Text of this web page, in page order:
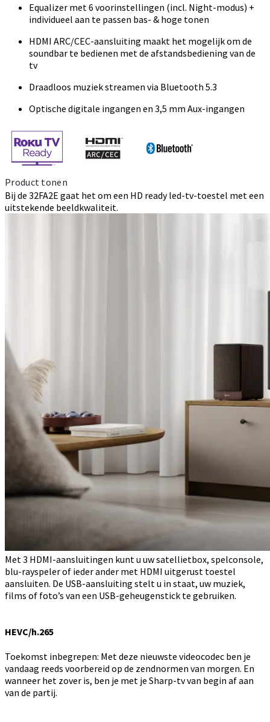
Equalizer met 6 voorinstellingen (incl. Night-modus) +
individueel aan te passen bas- & hoge tonen
HDMI ARC/CEC-aansluiting maakt het mogelijk om de
soundbar te bedienen met de afstandsbediening van de
tv
Draadloos muziek streamen via Bluetooth 5.3
Optische digitale ingangen en 3,5 mm Aux-ingangen
Product tonen
Bij de 32FA2E gaat het om een HD ready led-tv-toestel met een
uitstekende beeldkwaliteit.
Met 3 HDMI-aansluitingen kunt u uw satellietbox, spelconsole,
blu-rayspeler of ieder ander met HDMI uitgerust toestel
aansluiten. De USB-aansluiting stelt u in staat, uw muziek,
films of foto’s van een USB-geheugenstick te gebruiken.
HEVC/h.265
Toekomst inbegrepen: Met deze nieuwste videocodec ben je
vandaag reeds voorbereid op de zendnormen van morgen. En
wanneer het zover is, ben je met je Sharp-tv van begin af aan
van de partij.